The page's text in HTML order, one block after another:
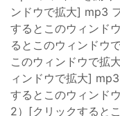
ンドウで拡大] mp3
するとこのウィンド
るとこのウィンドウ
このウィンドウで拡
ィンドウで拡大]
するとこのウィンド
2）[クリックすると